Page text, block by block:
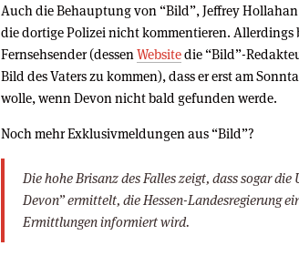
Auch die Behauptung von “Bild”, Jeffrey
die dortige Polizei nicht kommentieren. Allerdings
Fernsehsender (dessen Websitedie “Bild”-
Bild des Vaters zu kommen), dass er erst am
wolle, wenn Devon nicht bald gefunden werde.
Noch mehr Exklusivmeldungen aus “Bild”?
Die hohe Brisanz des Falles zeigt, dass sogar
Devon” ermittelt, die Hessen-Landesregierung
Ermittlungen informiert wird.